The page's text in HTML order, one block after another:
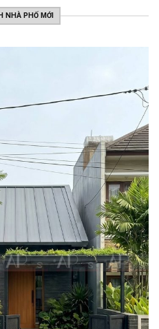
NHÀ PHỐ MỚI